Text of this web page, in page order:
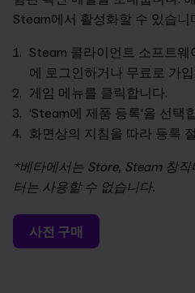
Steam에서 활성화할 수 있습니
Steam 클라이언트 소프트
에 로그인하거나 무료로 가
게임 메뉴를 클릭합니다.
'Steam에 제품 등록'을 선택
화면상의 지침을 따라 등록
*베타에서는 Store, Steam 창
터는 사용할 수 없습니다.
사전 구매